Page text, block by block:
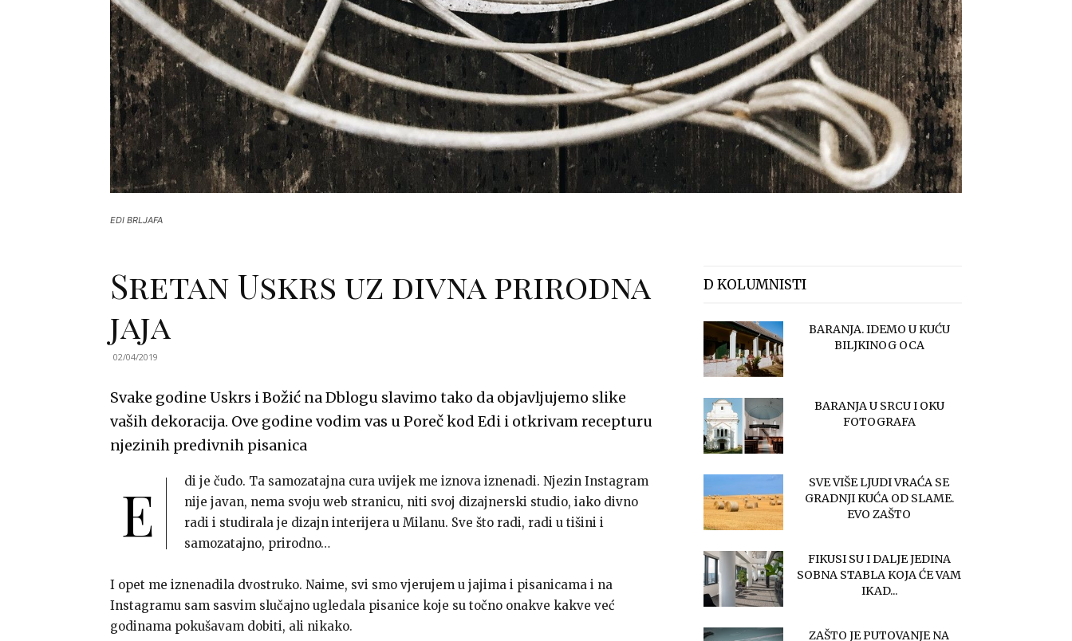
EDI BRLJAFA
Sretan Uskrs uz divna prirodna
jaja
02/04/2019
Svake godine Uskrs i Božić na Dblogu slavimo tako da objavljujemo slike
vaših dekoracija. Ove godine vodim vas u Poreč kod Edi i otkrivam recepturu
njezinih predivnih pisanica
E
di je čudo. Ta samozatajna cura uvijek me iznova iznenadi. Njezin Instagram
nije javan, nema svoju web stranicu, niti svoj dizajnerski studio, iako divno
radi i studirala je dizajn interijera u Milanu. Sve što radi, radi u tišini i
samozatajno, prirodno…
I opet me iznenadila dvostruko. Naime, svi smo vjerujem u jajima i pisanicama i na
Instagramu sam sasvim slučajno ugledala pisanice koje su točno onakve kakve već
godinama pokušavam dobiti, ali nikako.
D KOLUMNISTI
BARANJA. IDEMO U KUĆU
BILJKINOG OCA
BARANJA U SRCU I OKU
FOTOGRAFA
SVE VIŠE LJUDI VRAĆA SE
GRADNJI KUĆA OD SLAME.
EVO ZAŠTO
FIKUSI SU I DALJE JEDINA
SOBNA STABLA KOJA ĆE VAM
IKAD...
ZAŠTO JE PUTOVANJE NA